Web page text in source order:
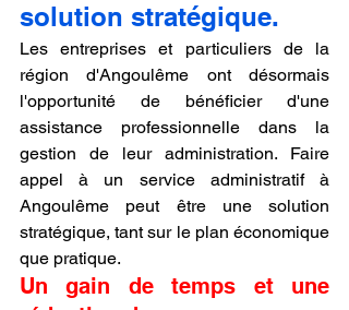
solution stratégique.
Les entreprises et particuliers de la
région d'Angoulême ont désormais
l'opportunité de bénéficier d'une
assistance professionnelle dans la
gestion de leur administration. Faire
appel à un service administratif à
Angoulême peut être une solution
stratégique, tant sur le plan économique
que pratique.
Un gain de temps et une